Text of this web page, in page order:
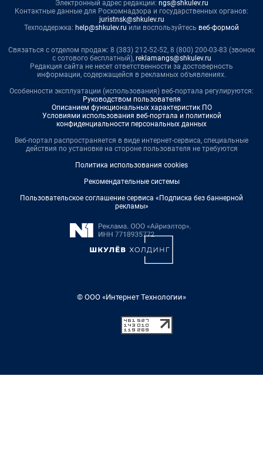
Электронный адрес редакции: ngs@shkulev.ru
Контактные данные для Роскомнадзора и государственных органов:
juristnsk@shkulev.ru
Техподдержка: help@shkulev.ru или воспользуйтесь веб-формой
Связаться с отделом продаж: 8 (383) 212-52-52, 8 (800) 200-03-83 (звонок
с сотового бесплатный), reklamangs@shkulev.ru
Редакция сайта не несет ответственности за достоверность
информации, содержащейся в рекламных объявлениях.
Особенности эксплуатации (использования) веб-портала регулируются:
Руководством пользователя
Описанием функциональных характеристик ПО
Условиями использования веб-портала и политикой
конфиденциальности персональных данных
Веб-портал распространяется в виде интернет-сервиса, специальные
действия по установке на стороне пользователя не требуются
Политика использования cookies
Рекомендательные системы
Пользовательское соглашение сервиса «Подписка без баннерной
рекламы»
© ООО «Интернет Технологии»